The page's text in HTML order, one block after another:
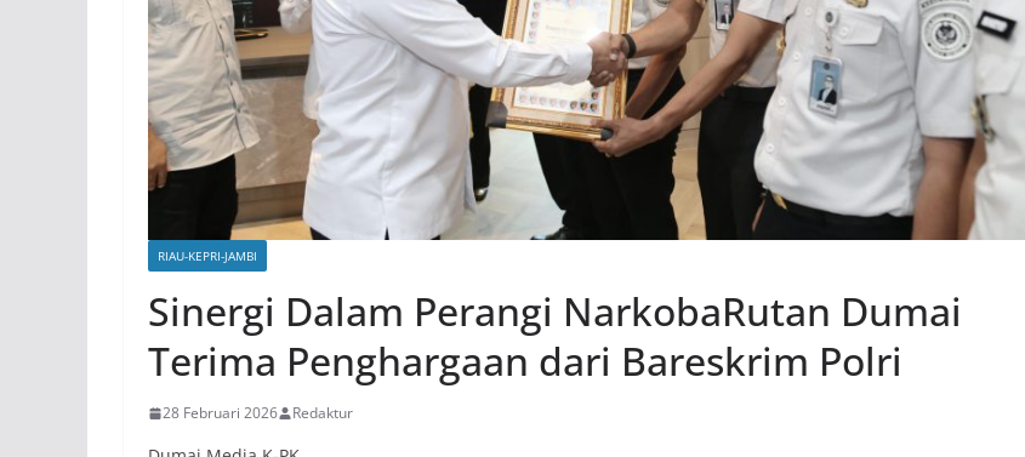
RIAU-KEPRI-JAMBI
Sinergi Dalam Perangi NarkobaRutan Dumai
Terima Penghargaan dari Bareskrim Polri
28 Februari 2026 Redaktur